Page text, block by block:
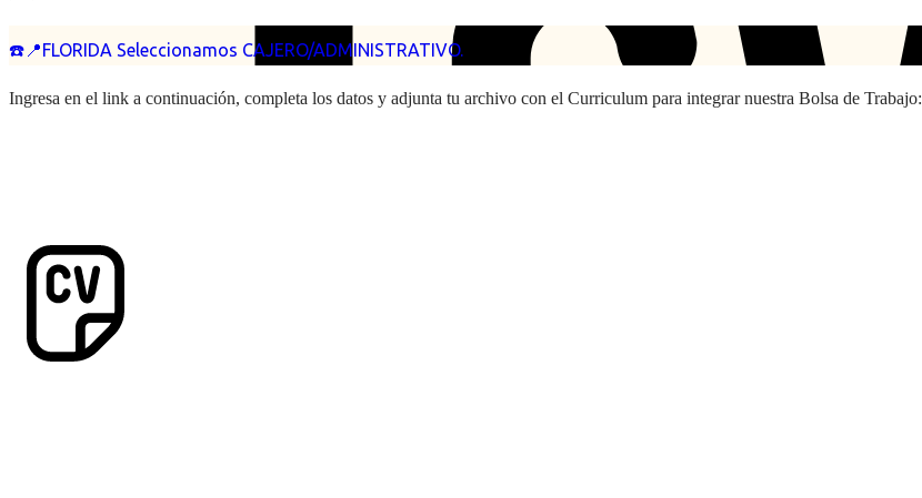
☎️📍FLORIDA Seleccionamos CAJERO/ADMINISTRATIVO.
Ingresa en el link a continuación, completa los datos y adjunta tu archivo con el Curriculum para integrar nuestra Bolsa de Trabajo: